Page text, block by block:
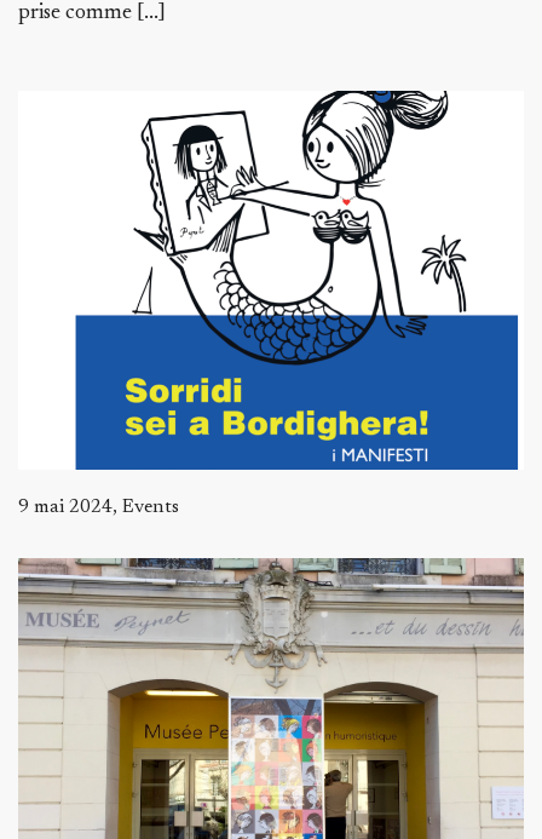
prise comme [...]
9 mai 2024, Events